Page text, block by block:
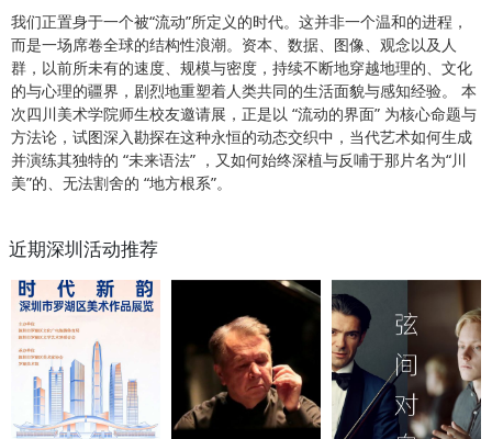
我们正置身于一个被“流动”所定义的时代。这并非一个温和的进程，
而是一场席卷全球的结构性浪潮。资本、数据、图像、观念以及人
群，以前所未有的速度、规模与密度，持续不断地穿越地理的、文化
的与心理的疆界，剧烈地重塑着人类共同的生活面貌与感知经验。 本
次四川美术学院师生校友邀请展，正是以 “流动的界面” 为核心命题与
方法论，试图深入勘探在这种永恒的动态交织中，当代艺术如何生成
并演练其独特的 “未来语法” ，又如何始终深植与反哺于那片名为“川
美”的、无法割舍的 “地方根系”。
近期深圳活动推荐